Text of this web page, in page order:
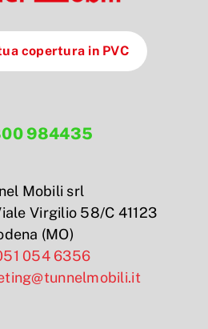
copertura in PVC
984435
Mobili srl
Virgilio 58/C 41123
(MO)
054 6356